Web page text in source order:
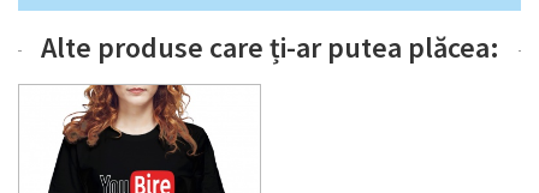
Alte produse care ți-ar putea plăcea: